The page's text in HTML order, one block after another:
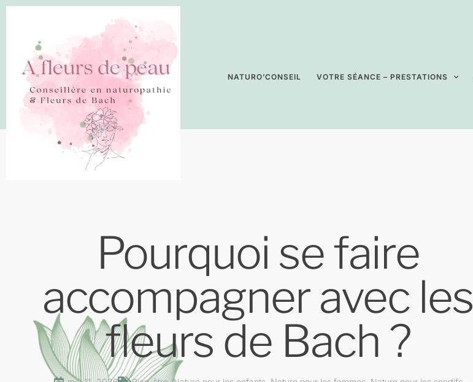
NATURO’CONSEIL VOTRE SÉANCE – PRESTATIONS
Pourquoi se faire
accompagner avec les
fleurs de Bach ?